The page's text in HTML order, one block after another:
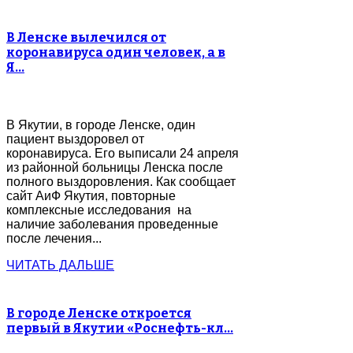
В Ленске вылечился от
коронавируса один человек, а в
Я…
В Якутии, в городе Ленске, один
пациент выздоровел от
коронавируса. Его выписали 24 апреля
из районной больницы Ленска после
полного выздоровления. Как сообщает
сайт АиФ Якутия, повторные
комплексные исследования на
наличие заболевания проведенные
после лечения...
ЧИТАТЬ ДАЛЬШЕ
В городе Ленске откроется
первый в Якутии «Роснефть-кл…